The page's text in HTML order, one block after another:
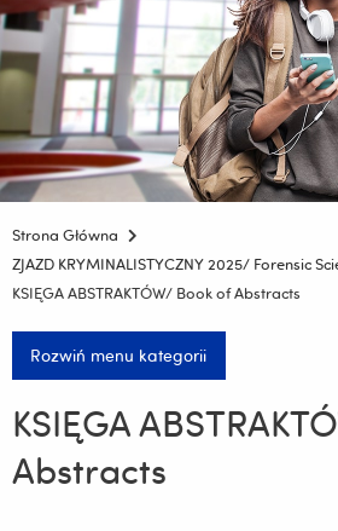
Strona Główna
ZJAZD KRYMINALISTYCZNY 2025/ Forensic
KSIĘGA ABSTRAKTÓW/ Book of Abstracts
Rozwiń menu kategorii
KSIĘGA
Abstracts